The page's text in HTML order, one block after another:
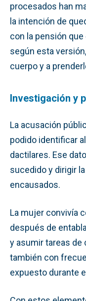
procesados han
la intención de
con la pensión
según esta
cuerpo y a
Investigación y
La acusación
podido identificar
dactilares. Ese
sucedido y dirigir
encausados.
La mujer convivía
después de
y asumir tareas de
también con
expuesto durante